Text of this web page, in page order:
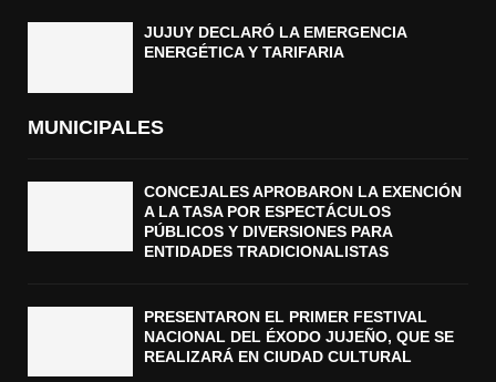
JUJUY DECLARÓ LA EMERGENCIA
ENERGÉTICA Y TARIFARIA
MUNICIPALES
CONCEJALES APROBARON LA EXENCIÓN
A LA TASA POR ESPECTÁCULOS
PÚBLICOS Y DIVERSIONES PARA
ENTIDADES TRADICIONALISTAS
PRESENTARON EL PRIMER FESTIVAL
NACIONAL DEL ÉXODO JUJEÑO, QUE SE
REALIZARÁ EN CIUDAD CULTURAL